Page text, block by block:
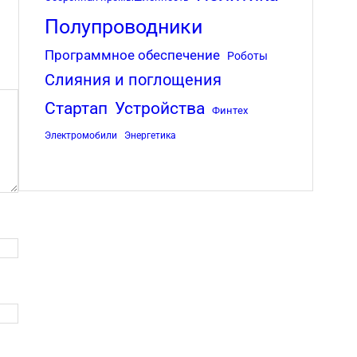
Полупроводники
Программное обеспечение Роботы
Слияния и поглощения
Стартап Устройства Финтех
Электромобили Энергетика